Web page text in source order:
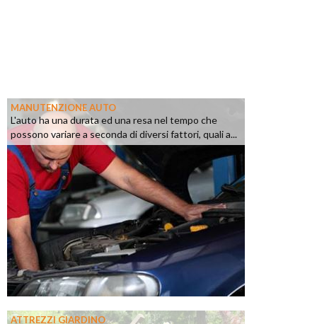
MANUTENZIONE AUTO
L'auto ha una durata ed una resa nel tempo che
possono variare a seconda di diversi fattori, quali a...
ATTREZZI GIARDINO